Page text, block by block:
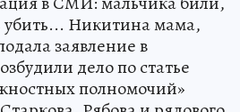
убить... Никитина мама,
заявление в
дело по статье
полномочий»